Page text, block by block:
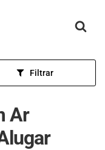
Filtrar
Ar